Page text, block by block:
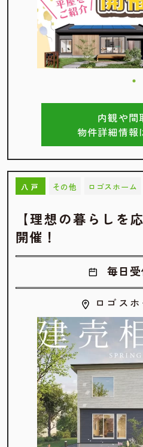
内観や間
物件詳細情報
八戸 その他 ロゴスホーム
【理想の暮らしを
開催！
毎日受
ロゴス